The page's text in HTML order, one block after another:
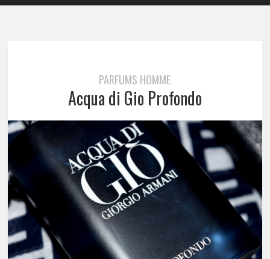
PARFUMS HOMME
Acqua di Gio Profondo